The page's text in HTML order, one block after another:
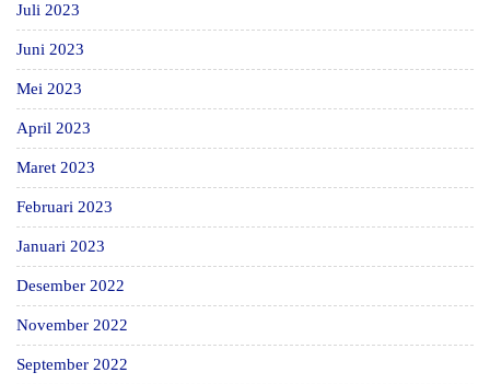
Juli 2023
Juni 2023
Mei 2023
April 2023
Maret 2023
Februari 2023
Januari 2023
Desember 2022
November 2022
September 2022